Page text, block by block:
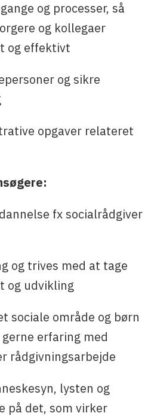
og processer, så
og kollegaer
og effektivt
og sikre
opgaver relateret
fx socialrådgiver
og trives med at tage
og udvikling
sociale område og børn
erfaring med
rådgivningsarbejde
lysten og
på det, som virker